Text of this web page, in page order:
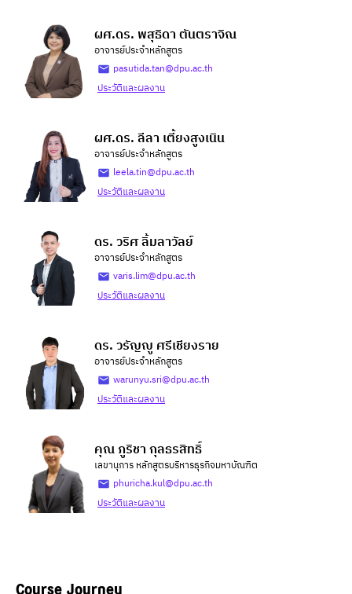
ผศ.ดร. พสุธิดา ตันตราจิณ
อาจารย์ประจำหลักสูตร
pasutida.tan@dpu.ac.th
ประวัติและผลงาน
ผศ.ดร. ลีลา เตี้ยงสูงเนิน
อาจารย์ประจำหลักสูตร
leela.tin@dpu.ac.th
ประวัติและผลงาน
ดร. วริศ ลิ้มลาวัลย์
อาจารย์ประจำหลักสูตร
varis.lim@dpu.ac.th
ประวัติและผลงาน
ดร. วรัญญู ศรีเชียงราย
อาจารย์ประจำหลักสูตร
warunyu.sri@dpu.ac.th
ประวัติและผลงาน
คุณ ภูริชา กุลธรสิทธิ์
เลขานุการ หลักสูตรบริหารธุรกิจมหาบัณฑิต
phuricha.kul@dpu.ac.th
ประวัติและผลงาน
Course Journey